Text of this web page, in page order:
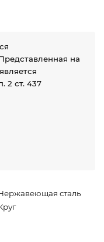
на
2 ст. 437
сталь